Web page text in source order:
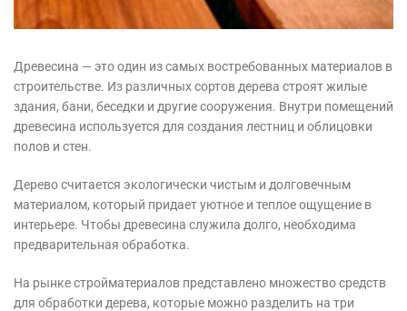
Древесина — это один из самых востребованных материалов в
строительстве. Из различных сортов дерева строят жилые
здания, бани, беседки и другие сооружения. Внутри помещений
древесина используется для создания лестниц и облицовки
полов и стен.
Дерево считается экологически чистым и долговечным
материалом, который придает уютное и теплое ощущение в
интерьере. Чтобы древесина служила долго, необходима
предварительная обработка.
На рынке стройматериалов представлено множество средств
для обработки дерева, которые можно разделить на три